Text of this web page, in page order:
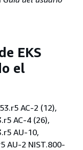
EKS
el
AC-2 (12),
AC-4 (26),
AU-10,
AU-2 NIST.800-